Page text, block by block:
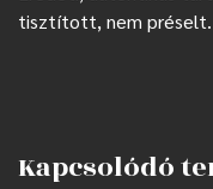
tisztított, nem préselt.
Kapcsolódó